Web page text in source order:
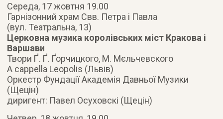
Середа, 17 жовтня 19.00
Гарнізонний храм Свв. Петра і Павла
(вул. Театральна, 13)
Церковна музика королівських міст Кракова і
Варшави
Твори Ґ. Ґ. Ґорчицкого, М. Мєльчевского
A cappella Leopolis (Львів)
Оркестр Фундації Академія Давньої Музики
(Щецін)
диригент: Павел Осуховскі (Щецін)